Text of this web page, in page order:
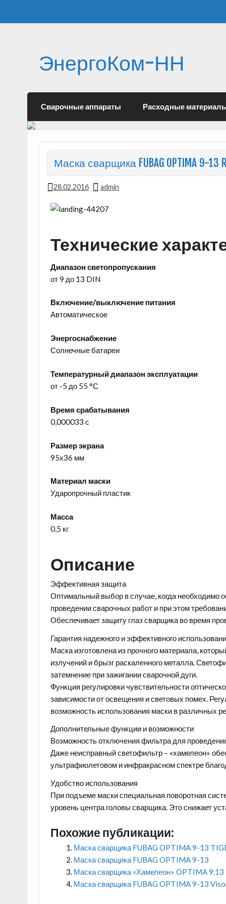
ЭнергоКом-НН
Сварочные аппараты Расходные
Маска сварщика FUBAG OPTIMA 9-13
28.02.2016 admin
Технические
Диапазон светопропускания
от 9 до 13 DIN
Включение/выключение питания
Автоматическое
Энергоснабжение
Солнечные батареи
Температурный диапазон эксплуатации
от -5 до 55 °С
Время срабатывания
0,000033 с
Размер экрана
95х36 мм
Материал маски
Ударопрочный пластик
Масса
0,5 кг
Описание
Эффективная защита
Оптимальный выбор в случае, когда необходимо
проведении сварочных работ и при этом
Обеспечивает защиту глаз сварщика во время
Гарантия надежного и эффективного
Маска изготовлена из прочного материала,
излучений и брызг раскаленного металла.
затемнение при зажигании сварочной дуги.
Функция регулировки чувствительности
зависимости от освещения и световых помех.
возможность использования маски в различных
Дополнительные функции и возможности
Возможность отключения фильтра для
Даже неисправный светофильтр – «хамелеон»
ультрафиолетовом и инфракрасном спектре
Удобство использования
При подъеме маски специальная поворотная
уровень центра головы сварщика. Это снижает
Похожие публикации:
Маска сварщика FUBAG OPTIMA 9-13
Маска сварщика FUBAG OPTIMA 9-13
Маска сварщика «Хамелеон» OPTIMA
Маска сварщика FUBAG OPTIMA 9-13